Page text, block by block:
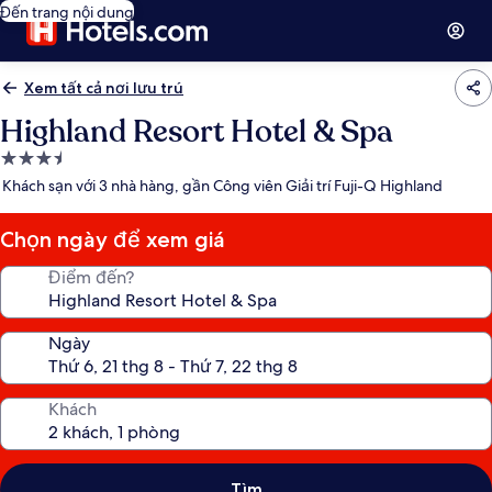
Đến trang nội dung
Xem tất cả nơi lưu trú
Highland Resort Hotel & Spa
Nơi
lưu
3.5
sao
Khách sạn với 3 nhà hàng, gần Công viên Giải trí Fuji-Q Highland
Chọn ngày để xem giá
Điểm đến?
Ngày
Khách